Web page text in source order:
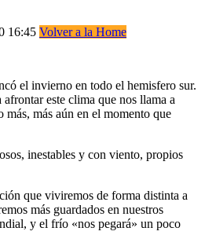
16:45 Volver a la Home
el invierno en todo el hemisfero sur.
este clima que nos llama a
más, más aún en el momento que
inestables y con viento, propios
que viviremos de forma distinta a
más guardados en nuestros
y el frío «nos pegará» un poco